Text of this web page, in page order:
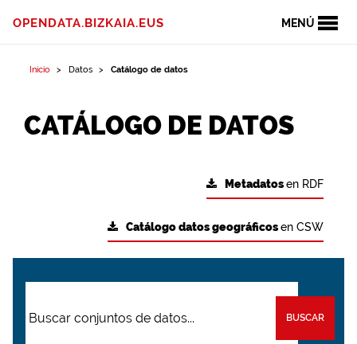
MENÚ
OPENDATA.BIZKAIA.EUS
Inicio Datos Catálogo de datos
CATÁLOGO DE DATOS
Metadatosen RDF
Catálogo datos geográficosen CSW
BUSCAR